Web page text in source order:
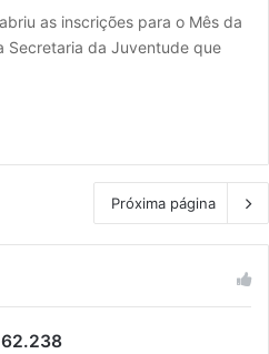
as inscrições para o Mês da
Secretaria da Juventude que
Próxima página
62.238